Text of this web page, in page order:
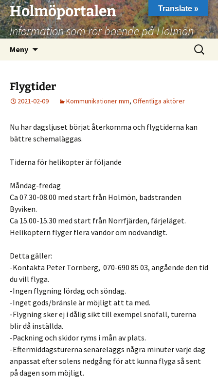
Hoppa
till
innehåll
Holmöportalen
Information som rör boende på Holmön
Meny
Sök
efter:
Flygtider
2021-02-09 Kommunikationer mm, Offentliga aktörer
Nu har dagsljuset börjat återkomma och flygtiderna kan
bättre schemaläggas.
Tiderna för helikopter är följande
Måndag-fredag
Ca 07.30-08.00 med start från Holmön, badstranden
Byviken.
Ca 15.00-15.30 med start från Norrfjärden, färjeläget.
Helikoptern flyger flera vändor om nödvändigt.
Detta gäller:
-Kontakta Peter Tornberg, 070-690 85 03, angående den tid
du vill flyga.
-Ingen flygning lördag och söndag.
-Inget gods/bränsle är möjligt att ta med.
-Flygning sker ej i dålig sikt till exempel snöfall, turerna
blir då inställda.
-Packning och skidor ryms i mån av plats.
-Eftermiddagsturerna senareläggs några minuter varje dag
anpassat efter solens nedgång för att kunna flyga så sent
på dagen som möjligt.
Translate »